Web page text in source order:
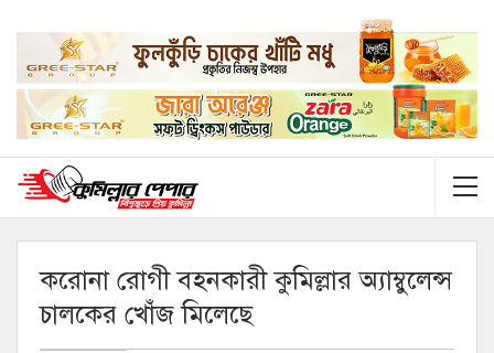
করোনা রোগী বহনকারী কুমিল্লার অ্যাম্বুলেন্স
চালকের খোঁজ মিলেছে